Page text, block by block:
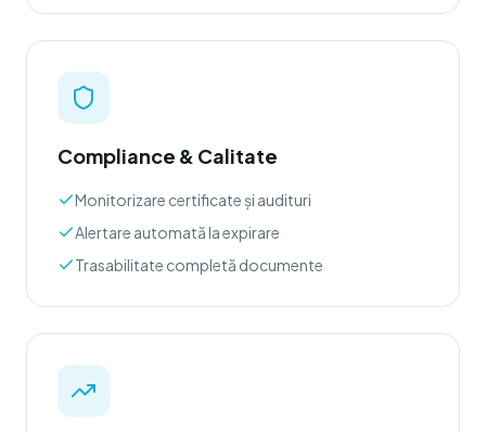
Compliance & Calitate
Monitorizare certificate și audituri
Alertare automată la expirare
Trasabilitate completă documente